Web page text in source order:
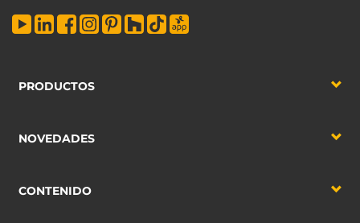
PRODUCTOS
NOVEDADES
CONTENIDO